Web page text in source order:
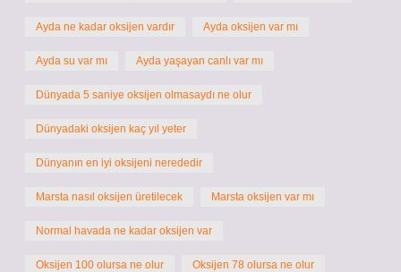
Ayda ne kadar oksijen vardır Ayda oksijen var mı
Ayda su var mı Ayda yaşayan canlı var mı
Dünyada 5 saniye oksijen olmasaydı ne olur
Dünyadaki oksijen kaç yıl yeter
Dünyanın en iyi oksijeni nerededir
Marsta nasıl oksijen üretilecek Marsta oksijen var mı
Normal havada ne kadar oksijen var
Oksijen 100 olursa ne olur Oksijen 78 olursa ne olur